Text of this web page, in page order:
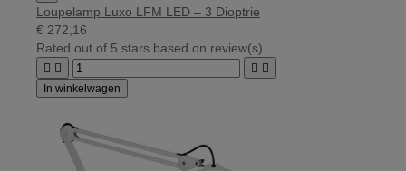
Loupelamp Luxo LFM LED – 3 Dioptrie
€ 272,16
Rated out of 5 stars based on review(s)
   
In winkelwagen